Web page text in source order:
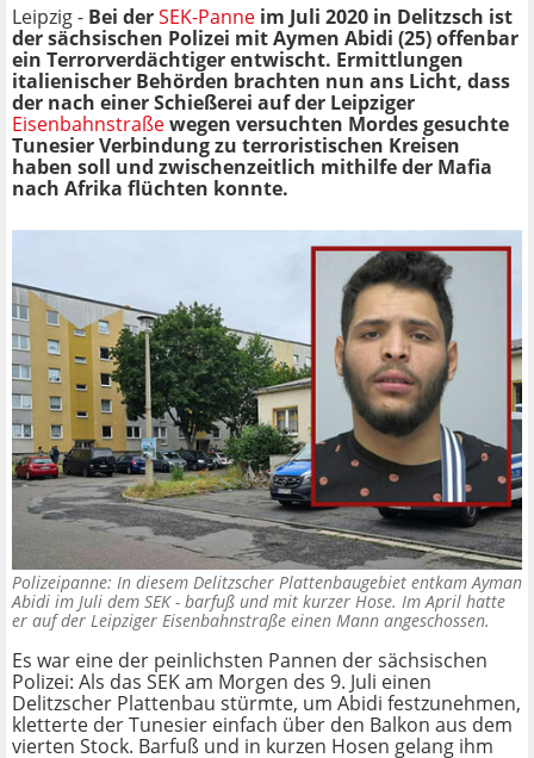
Leipzig - Bei derSEK-Panne im Juli 2020 in Delitzsch ist
der sächsischen Polizei mit Aymen Abidi (25) offenbar
ein Terrorverdächtiger entwischt. Ermittlungen
italienischer Behörden brachten nun ans Licht, dass
der nach einer Schießerei auf der Leipziger
Eisenbahnstraßewegen versuchten Mordes gesuchte
Tunesier Verbindung zu terroristischen Kreisen
haben soll und zwischenzeitlich mithilfe der Mafia
nach Afrika flüchten konnte.
Polizeipanne: In diesem Delitzscher Plattenbaugebiet entkam Ayman
Abidi im Juli dem SEK - barfuß und mit kurzer Hose. Im April hatte
er auf der Leipziger Eisenbahnstraße einen Mann angeschossen.
Es war eine der peinlichsten Pannen der sächsischen
Polizei: Als das SEK am Morgen des 9. Juli einen
Delitzscher Plattenbau stürmte, um Abidi festzunehmen,
kletterte der Tunesier einfach über den Balkon aus dem
vierten Stock. Barfuß und in kurzen Hosen gelang ihm